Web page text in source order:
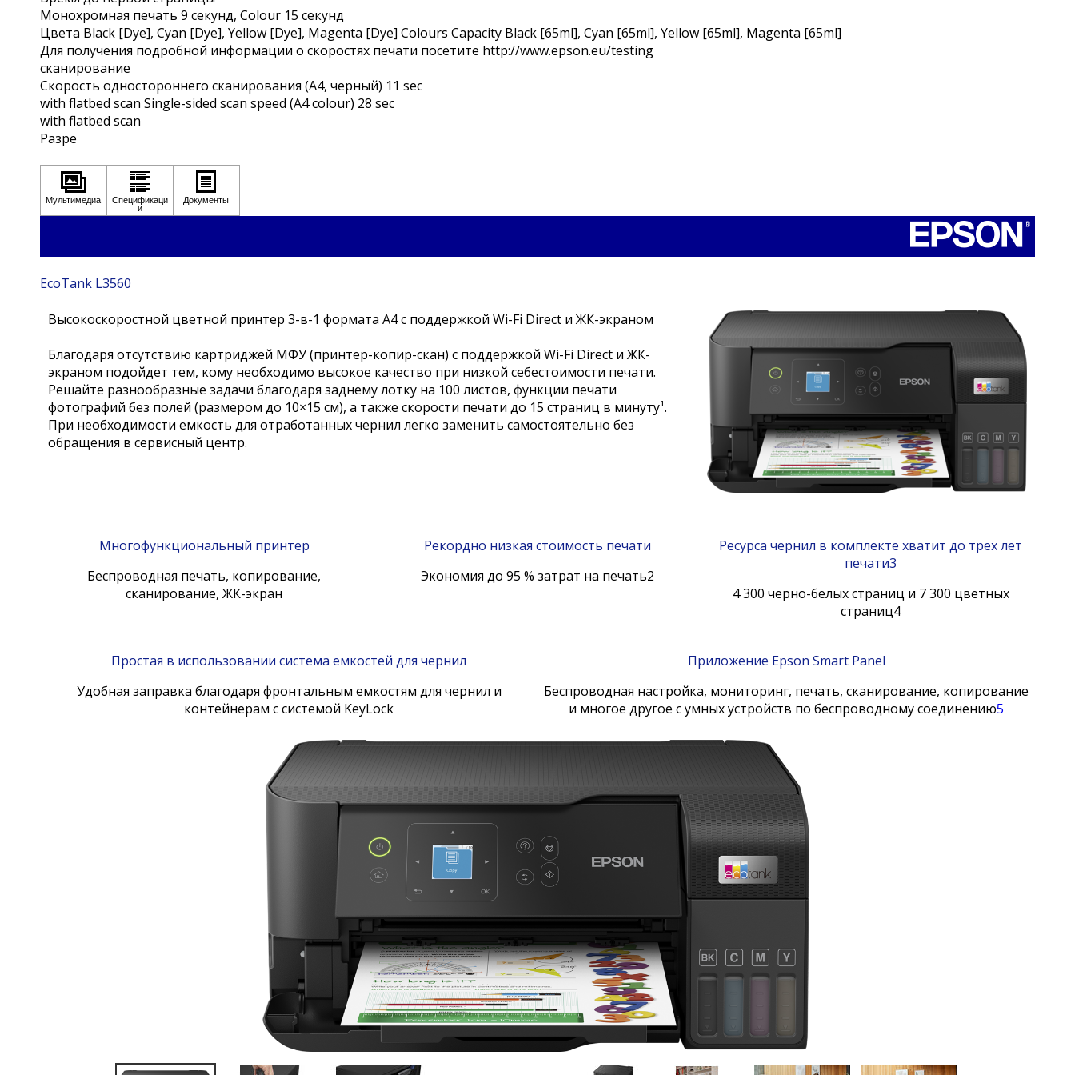
Монохромная печать 9 секунд, Colour 15 секунд
Цвета Black [Dye], Cyan [Dye], Yellow [Dye], Magenta [Dye] Colours Capacity Black [65ml], Cyan [65ml], Yellow [65ml], Magenta [65ml]
Для получения подробной информации о скоростях печати посетите http://www.epson.eu/testing
сканирование
Скорость одностороннего сканирования (A4, черный) 11 sec
with flatbed scan Single-sided scan speed (A4 colour) 28 sec
with flatbed scan
Разре
EcoTank L3560
Высокоскоростной цветной принтер 3-в-1 формата A4 с поддержкой Wi-Fi Direct и ЖК-экраном
Благодаря отсутствию картриджей МФУ (принтер-копир-скан) с поддержкой Wi-Fi Direct и ЖК-
экраном подойдет тем, кому необходимо высокое качество при низкой себестоимости печати.
Решайте разнообразные задачи благодаря заднему лотку на 100 листов, функции печати
фотографий без полей (размером до 10×15 см), а также скорости печати до 15 страниц в минуту¹.
При необходимости емкость для отработанных чернил легко заменить самостоятельно без
обращения в сервисный центр.
Многофункциональный принтер
Беспроводная печать, копирование,
сканирование, ЖК-экран
Рекордно низкая стоимость печати
Экономия до 95 % затрат на печать2
Ресурса чернил в комплекте хватит до трех лет
печати3
4 300 черно-белых страниц и 7 300 цветных
страниц4
Простая в использовании система емкостей для чернил
Удобная заправка благодаря фронтальным емкостям для чернил и
контейнерам с системой KeyLock
Приложение Epson Smart Panel
Беспроводная настройка, мониторинг, печать, сканирование, копирование
и многое другое с умных устройств по беспроводному соединению5